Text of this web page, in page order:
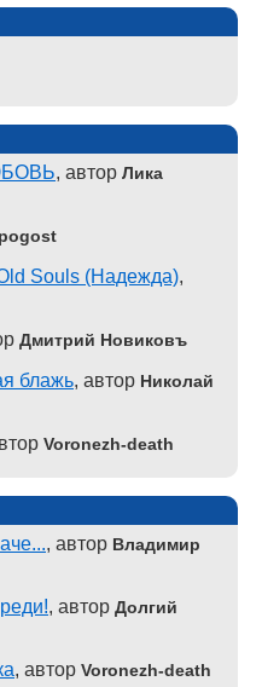
, автор Лика
pogost
Souls (Надежда),
Дмитрий Новиковъ
блажь, автор Николай
Voronezh-death
, автор Владимир
, автор Долгий
, автор Voronezh-death